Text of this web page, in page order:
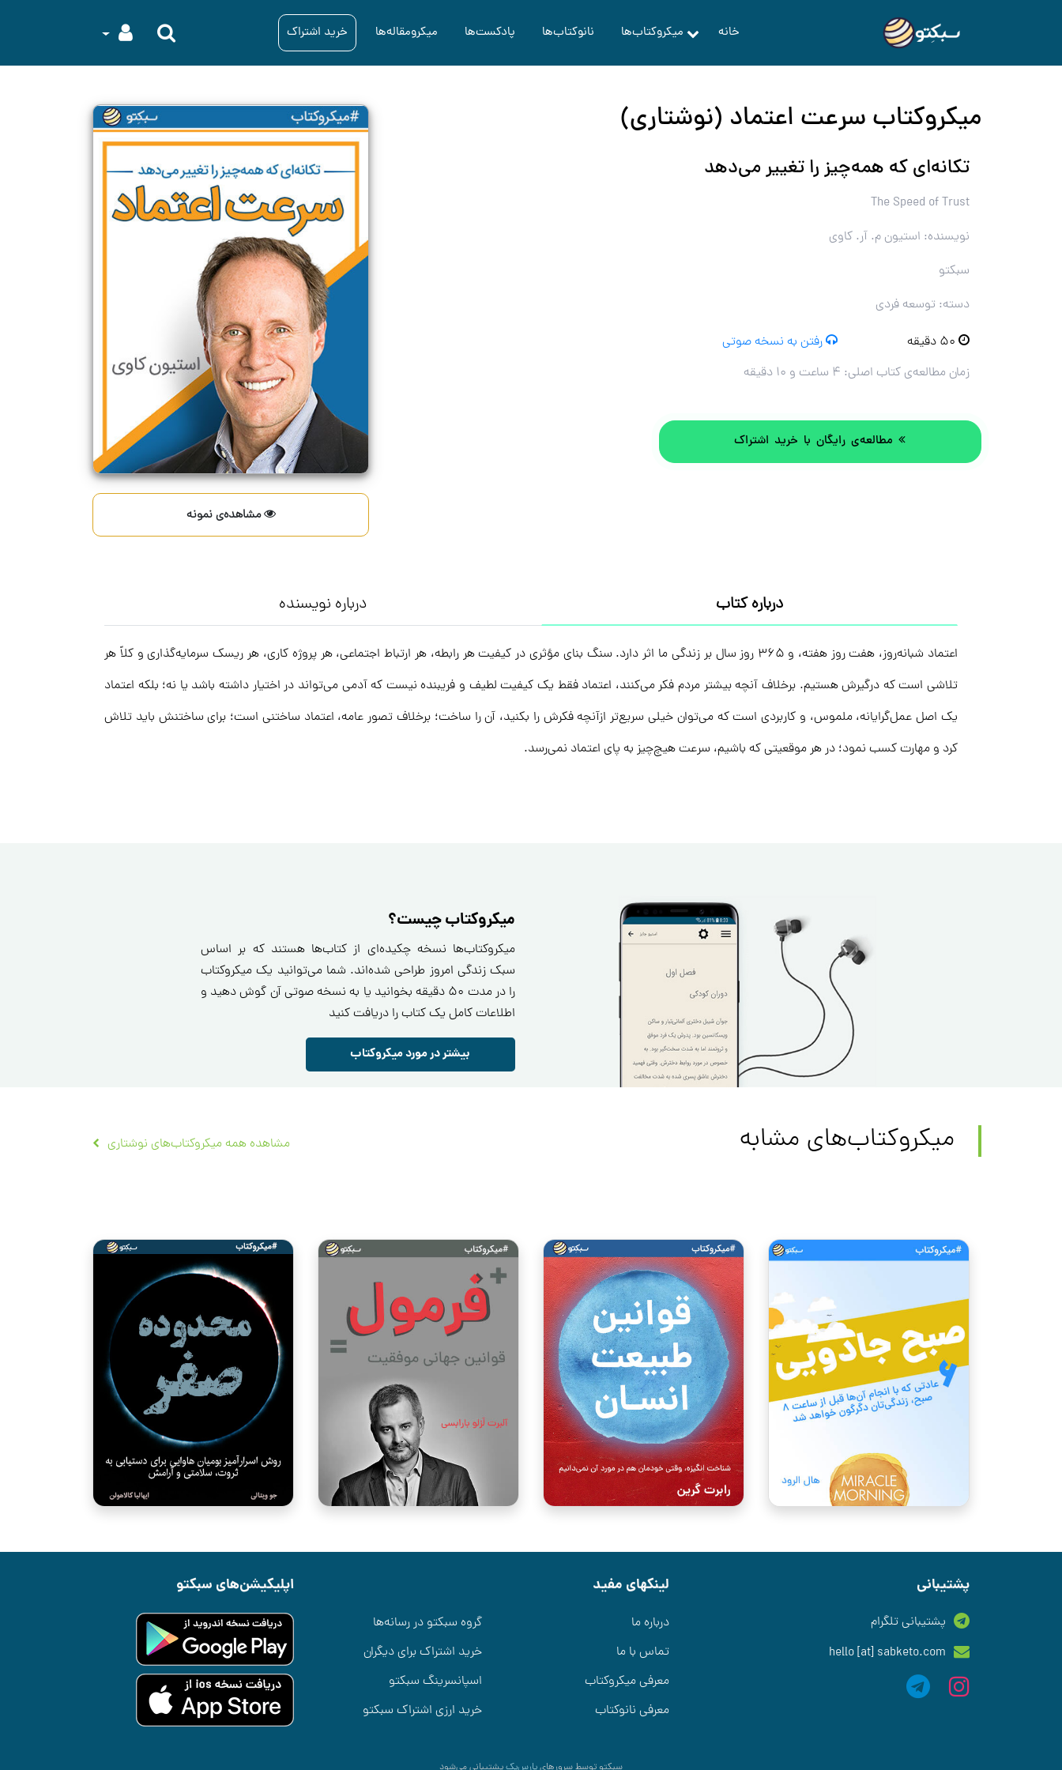
خانه میکروکتاب‌ها نانوکتاب‌ها پادکست‌ها میکرومقاله‌ها خرید اشتراک
میکروکتاب سرعت اعتماد (نوشتاری)
تکانه‌ای که همه‌چیز را تغییر می‌دهد
The Speed of Trust
نویسنده: استیون م. آر. کاوی
سبکتو
دسته: توسعه فردی
رفتن به نسخه صوتی
زمان مطالعه‌ی کتاب اصلی: ۴ ساعت و ۱۰ دقیقه
مطالعه‌ی رایگان با خرید اشتراک
مشاهده‌ی نمونه
درباره کتاب درباره نویسنده
اعتماد شبانه‌روز، هفت روز هفته، و ۳۶۵ روز سال بر زندگی ما اثر دارد. سنگ بنای مؤثری در کیفیت هر رابطه، هر ارتباط اجتماعی، هر پروژه کاری، هر ریسک سرمایه‌گذاری و کلاً هر
تلاشی است که درگیرش هستیم. برخلاف آنچه بیشتر مردم فکر می‌کنند، اعتماد فقط یک کیفیت لطیف و فریبنده نیست که آدمی می‌تواند در اختیار داشته باشد یا نه؛ بلکه اعتماد
یک اصل عمل‌گرایانه، ملموس، و کاربردی است که می‌توان خیلی سریع‌تر ازآنچه فکرش را بکنید، آن را ساخت؛ برخلاف تصور عامه، اعتماد ساختنی است؛ برای ساختنش باید تلاش
کرد و مهارت کسب نمود؛ در هر موقعیتی که باشیم، سرعت هیچ‌چیز به پای اعتماد نمی‌رسد.
میکروکتاب چیست؟
میکروکتاب‌ها نسخه چکیده‌ای از کتاب‌ها هستند که بر اساس
سبک زندگی امروز طراحی شده‌اند. شما می‌توانید یک میکروکتاب
را در مدت ۵۰ دقیقه بخوانید یا به نسخه صوتی آن گوش دهید و
اطلاعات کامل یک کتاب را دریافت کنید
بیشتر در مورد میکروکتاب
میکروکتاب‌های مشابه مشاهده همه میکروکتاب‌های نوشتاری
پشتیبانی
پشتیبانی تلگرام
hello [at] sabketo.com
لینکهای مفید
درباره ما
تماس با ما
معرفی میکروکتاب
معرفی نانوکتاب
گروه سبکتو در رسانه‌ها
خرید اشتراک برای دیگران
اسپانسرینگ سبکتو
خرید ارزی اشتراک سبکتو
اپلیکیشن‌های سبکتو